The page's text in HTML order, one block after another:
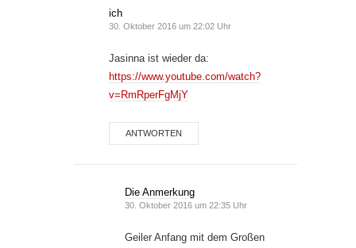
ich
30. Oktober 2016 um 22:02 Uhr
Jasinna ist wieder da:
https://www.youtube.com/watch?
v=RmRperFgMjY
ANTWORTEN
Die Anmerkung
30. Oktober 2016 um 22:35 Uhr
Geiler Anfang mit dem Großen